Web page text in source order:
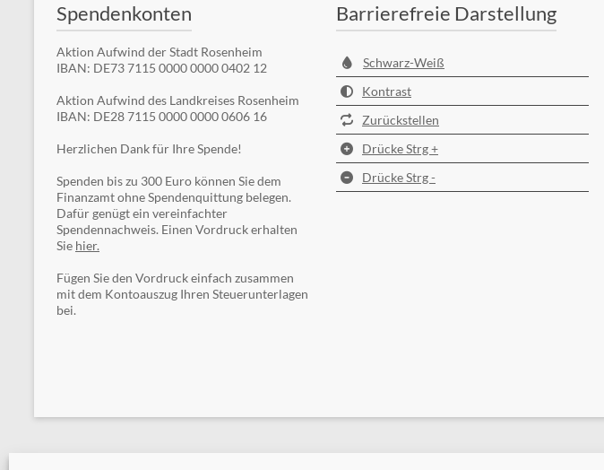
Spendenkonten
Aktion Aufwind der Stadt Rosenheim
IBAN: DE73 7115 0000 0000 0402 12
Aktion Aufwind des Landkreises Rosenheim
IBAN: DE28 7115 0000 0000 0606 16
Herzlichen Dank für Ihre Spende!
Spenden bis zu 300 Euro können Sie dem
Finanzamt ohne Spendenquittung belegen.
Dafür genügt ein vereinfachter
Spendennachweis. Einen Vordruck erhalten
Sie hier.
Fügen Sie den Vordruck einfach zusammen
mit dem Kontoauszug Ihren Steuerunterlagen
bei.
Barrierefreie Darstellung
Schwarz-Weiß
Kontrast
Zurückstellen
Drücke Strg +
Drücke Strg -